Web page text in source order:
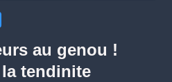
au genou !
tendinite